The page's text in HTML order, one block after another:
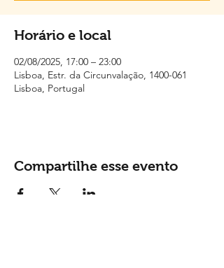
Horário e local
02/08/2025, 17:00 – 23:00
Lisboa, Estr. da Circunvalação, 1400-061
Lisboa, Portugal
Compartilhe esse evento